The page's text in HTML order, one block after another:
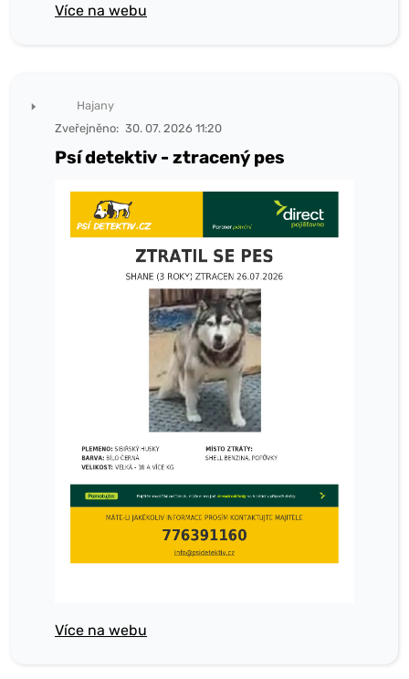
Více na webu
Hajany
Zveřejněno: 30. 07. 2026 11:20
Psí detektiv - ztracený pes
Více na webu